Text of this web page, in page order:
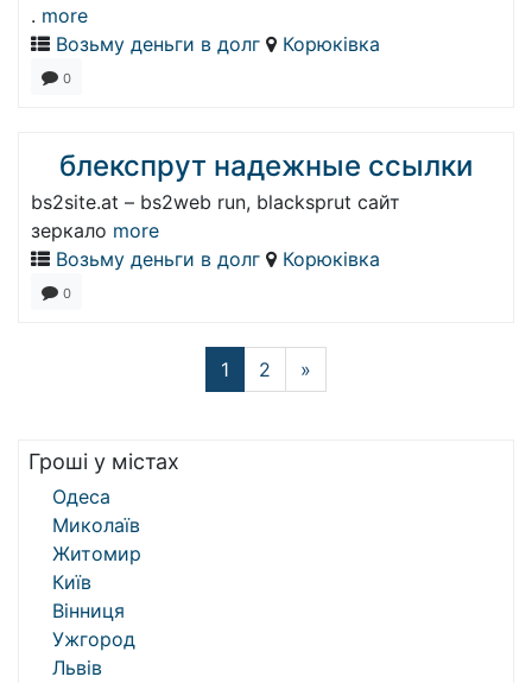
. more
Возьму деньги в долг
Корюківка
0
блекспрут надежные ссылки
bs2site.at – bs2web run, blacksprut сайт
зеркало more
Возьму деньги в долг
Корюківка
0
1 2 »
Гроші у містах
Одеса
Миколаїв
Житомир
Київ
Вінниця
Ужгород
Львів